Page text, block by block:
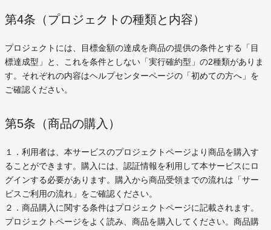
第4条（プロジェクトの種類と内容）
プロジェクトには、目標金額の達成を商品の提供の条件とする「目
標達成型」と、これを条件としない「実行確約型」の2種類がありま
す。それぞれの内容はヘルプセンターページの「初めての方へ」を
ご確認ください。
第5条（商品の購入）
１．利用者は、本サービスのプロジェクトページより商品を購入す
ることができます。購入には、認証情報を利用して本サービスにロ
グインする必要があります。購入から商品受領までの流れは「サー
ビスご利用の流れ」をご確認ください。
２．商品購入に関する条件はプロジェクトページに記載されます。
プロジェクトページをよく読み、商品を購入してください。商品購